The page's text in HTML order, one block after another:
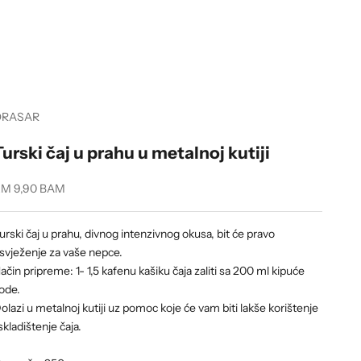
čaj u prahu u metalnoj kutiji
price
9,90 BAM
čaj u prahu, divnog intenzivnog okusa, bit će pravo
za vaše nepce.
pripreme: 1- 1,5 kafenu kašiku čaja zaliti sa 200 ml kipuće
u metalnoj kutiji uz pomoc koje će vam biti lakše korištenje
čaja.